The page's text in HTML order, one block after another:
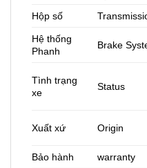
Hộp số
Hệ thống
Phanh
Brake
Tình trạng
xe
Status
Xuất xứ Origin
Bảo hành warranty